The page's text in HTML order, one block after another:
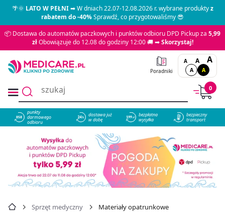
🌴🌞LATO W PEŁNI➡ W dniach 22.07-12.08.2026 r. wybrane produktyz
rabatem do -40%Sprawdź, co przygotowaliśmy 😎
📦 Dostawa do automatów paczkowych i punktów odbioru DPD Pickup za 5,99
złObowiązuje do 12.08 do godziny 12:00 🚚 ➡Skorzystaj!
Poradniki
A A A
A A
0
858
punkty
darmowego
odbioru
dostawa już
w dobę
bezpłatna
wysyłka
bezpieczny
transport
Sprzęt medyczny Materiały opatrunkowe